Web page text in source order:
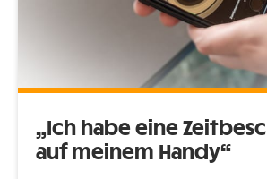
„Ich habe eine
auf meinem Handy“